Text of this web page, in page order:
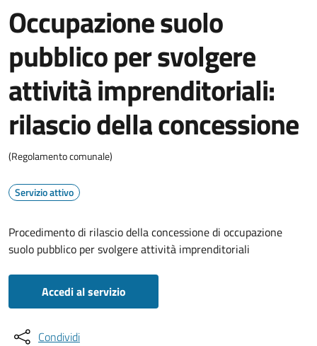
Occupazione suolo
pubblico per svolgere
attività imprenditoriali:
rilascio della concessione
(Regolamento comunale)
Servizio attivo
Procedimento di rilascio della concessione di occupazione
suolo pubblico per svolgere attività imprenditoriali
Accedi al servizio
Condividi